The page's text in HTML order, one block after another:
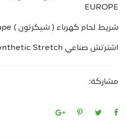
EUROPE
شريط لحام كهرباء ( شيكرتون ) electrostatic tape
اشترتش صناعي Synthetic Stretch
مشاركة: